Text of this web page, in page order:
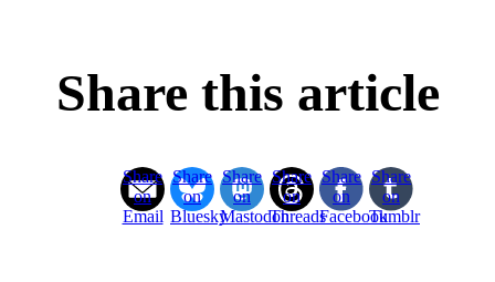
Share this article
Share
on
Email
Share
on
Bluesky
Share
on
Mastodon
Share
on
Threads
Share
on
Facebook
Share
on
Tumblr